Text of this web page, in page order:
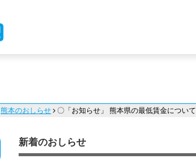
熊本のおしらせ 〇「お知らせ」 熊本県の最低賃金について
新着のおしらせ